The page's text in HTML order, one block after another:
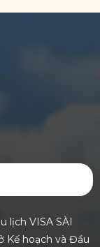
lịch VISA SÀI
Kế hoạch và Đầu